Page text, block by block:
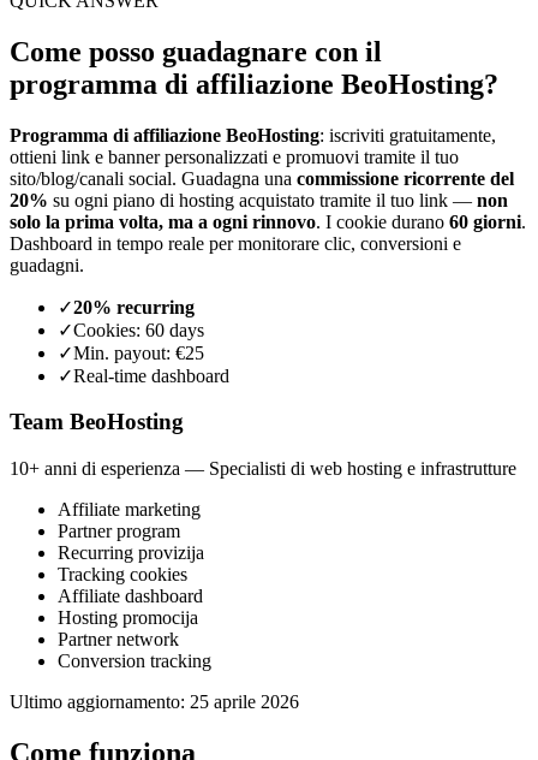
Come posso guadagnare con il
programma di affiliazione BeoHosting?
Programma di affiliazione BeoHosting: iscriviti gratuitamente,
ottieni link e banner personalizzati e promuovi tramite il tuo
sito/blog/canali social. Guadagna una commissione ricorrente del
20% su ogni piano di hosting acquistato tramite il tuo link — non
solo la prima volta, ma a ogni rinnovo. I cookie durano 60 giorni.
Dashboard in tempo reale per monitorare clic, conversioni e
guadagni.
✓20% recurring
✓Cookies: 60 days
✓Min. payout: €25
✓Real-time dashboard
Team BeoHosting
10+ anni di esperienza — Specialisti di web hosting e infrastrutture
Affiliate marketing
Partner program
Recurring provizija
Tracking cookies
Affiliate dashboard
Hosting promocija
Partner network
Conversion tracking
Ultimo aggiornamento: 25 aprile 2026
Come funziona